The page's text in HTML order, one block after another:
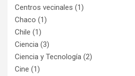
Centros vecinales (1)
Chaco (1)
Chile (1)
Ciencia (3)
Ciencia y Tecnología (2)
Cine (1)